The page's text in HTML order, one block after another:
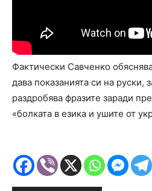
Фактически Савченко
дава показанията си на руски,
раздробява фразите заради
«болката в езика и ушите от